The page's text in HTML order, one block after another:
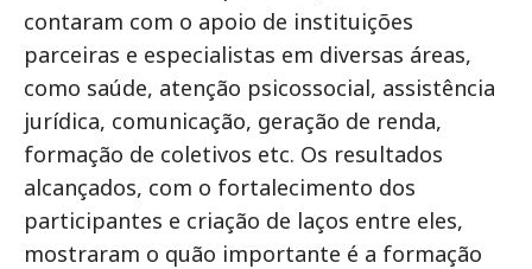
contaram com o apoio de instituições
parceiras e especialistas em diversas áreas,
como saúde, atenção psicossocial, assistência
jurídica, comunicação, geração de renda,
formação de coletivos etc. Os resultados
alcançados, com o fortalecimento dos
participantes e criação de laços entre eles,
mostraram o quão importante é a formação